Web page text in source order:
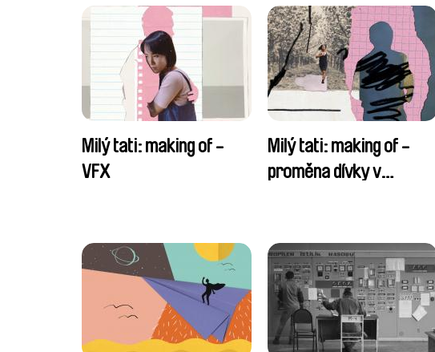
Milý tati: making of -
VFX
Milý tati: making of -
proměna dívky v